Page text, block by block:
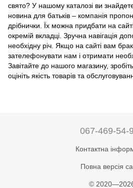
свято? У нашому каталозі ви знайдете
новина для батьків – компанія
дрібнички. Їх можна придбати на
окремій вкладці. Зручна навігація
необхідну річ. Якщо на сайті вам
зателефонувати нам і отримати
Завітайте до нашого магазину,
оцініть якість товарів та
067-469-54-
Контактна
Повна версія
©